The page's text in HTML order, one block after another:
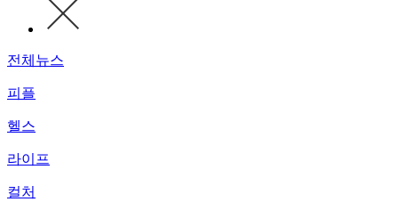
전체뉴스
피플
헬스
라이프
컬처